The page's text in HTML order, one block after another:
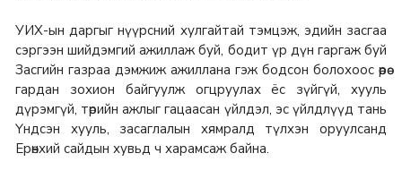
УИХ-ын даргыг нүүрсний хулгайтай тэмцэж, эдийн засгаа
сэргээн шийдэмгий ажиллаж буй, бодит үр дүн гаргаж буй
Засгийн газраа дэмжиж ажиллана гэж бодсон болохоос өөрөө
гардан зохион байгуулж огцруулах ёс зүйгүй, хууль
дүрэмгүй, төрийн ажлыг гацаасан үйлдэл, эс үйлдлүүд тань
Үндсэн хууль, засаглалын хямралд түлхэн оруулсанд
Ерөнхий сайдын хувьд ч харамсаж байна.